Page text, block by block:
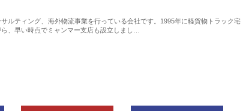
ルティング、海外物流事業を行っている会社です。1995年に軽貨物トラック宅
、早い時点でミャンマー支店も設立しまし…